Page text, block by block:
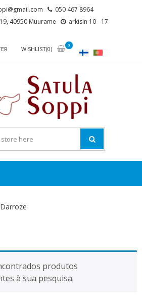
050 467 8964
40950 Muurame
arkisin 10 - 17
WISHLIST(0)
0
produtos
à sua pesquisa.